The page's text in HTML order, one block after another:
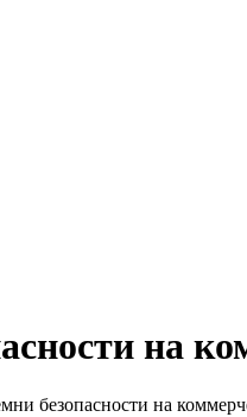
на
безопасности на